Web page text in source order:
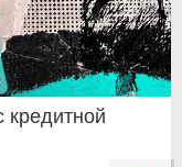
кредитной